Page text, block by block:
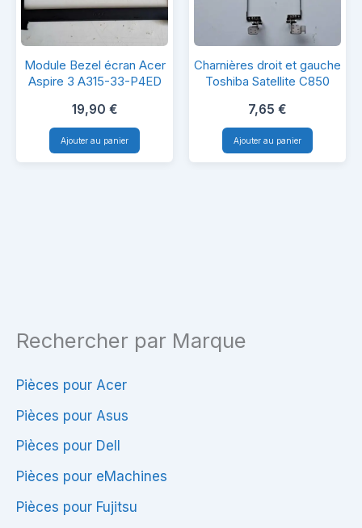
Rechercher par Marque
Pièces pour Acer
Pièces pour Asus
Pièces pour Dell
Pièces pour eMachines
Pièces pour Fujitsu
Module
Bezel
écran
Acer
Aspire
Module Bezel écran Acer
Aspire 3 A315-33-P4ED
19,90 €
Ajouter au panier
Charnières
droit
et
gauche
Toshiba
Charnières droit et gauche
Toshiba Satellite C850
7,65 €
Ajouter au panier